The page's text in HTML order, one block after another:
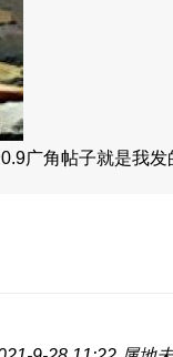
广角帖子就是我发